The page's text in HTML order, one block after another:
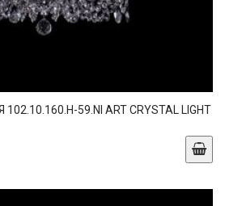
59.NI ART CRYSTAL LIGHT